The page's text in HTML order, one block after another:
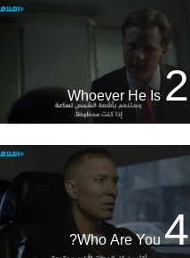
2
4
Who Are You?